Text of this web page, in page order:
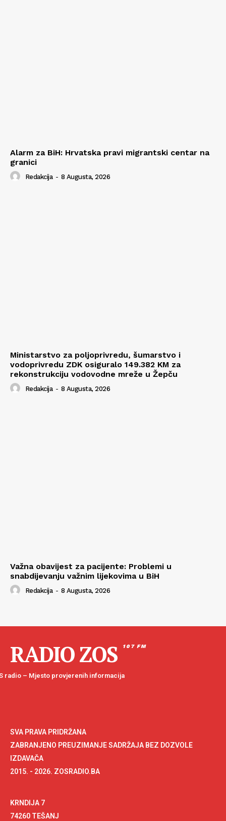
Alarm za BiH: Hrvatska pravi migrantski centar na
granici
Redakcija - 8 Augusta, 2026
Ministarstvo za poljoprivredu, šumarstvo i
vodoprivredu ZDK osiguralo 149.382 KM za
rekonstrukciju vodovodne mreže u Žepču
Redakcija - 8 Augusta, 2026
Važna obavijest za pacijente: Problemi u
snabdijevanju važnim lijekovima u BiH
Redakcija - 8 Augusta, 2026
RADIO ZOS 107 FM
radio – Mjesto provjerenih informacija
SVA PRAVA PRIDRŽANA
ZABRANJENO PREUZIMANJE SADRŽAJA BEZ DOZVOLE
IZDAVAČA
2015. - 2026. ZOSRADIO.BA
KRNDIJA 7
74260 TEŠANJ